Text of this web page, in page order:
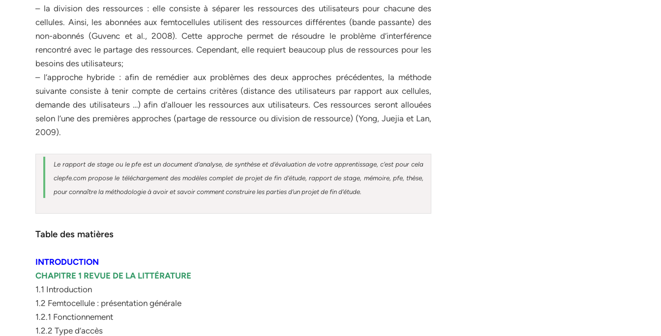
– la division des ressources : elle consiste à séparer les ressources des utilisateurs pour chacune des
cellules. Ainsi, les abonnées aux femtocellules utilisent des ressources différentes (bande passante) des
non-abonnés (Guvenc et al., 2008). Cette approche permet de résoudre le problème d’interférence
rencontré avec le partage des ressources. Cependant, elle requiert beaucoup plus de ressources pour les
besoins des utilisateurs;
– l’approche hybride : afin de remédier aux problèmes des deux approches précédentes, la méthode
suivante consiste à tenir compte de certains critères (distance des utilisateurs par rapport aux cellules,
demande des utilisateurs …) afin d’allouer les ressources aux utilisateurs. Ces ressources seront allouées
selon l’une des premières approches (partage de ressource ou division de ressource) (Yong, Juejia et Lan,
2009).
Le rapport de stage ou le pfe est un document d’analyse, de synthèse et d’évaluation de votre apprentissage, c’est pour cela
clepfe.com propose le téléchargement des modèles complet de projet de fin d’étude, rapport de stage, mémoire, pfe, thèse,
pour connaître la méthodologie à avoir et savoir comment construire les parties d’un projet de fin d’étude.
Table des matières
INTRODUCTION
CHAPITRE 1 REVUE DE LA LITTÉRATURE
1.1 Introduction
1.2 Femtocellule : présentation générale
1.2.1 Fonctionnement
1.2.2 Type d’accès